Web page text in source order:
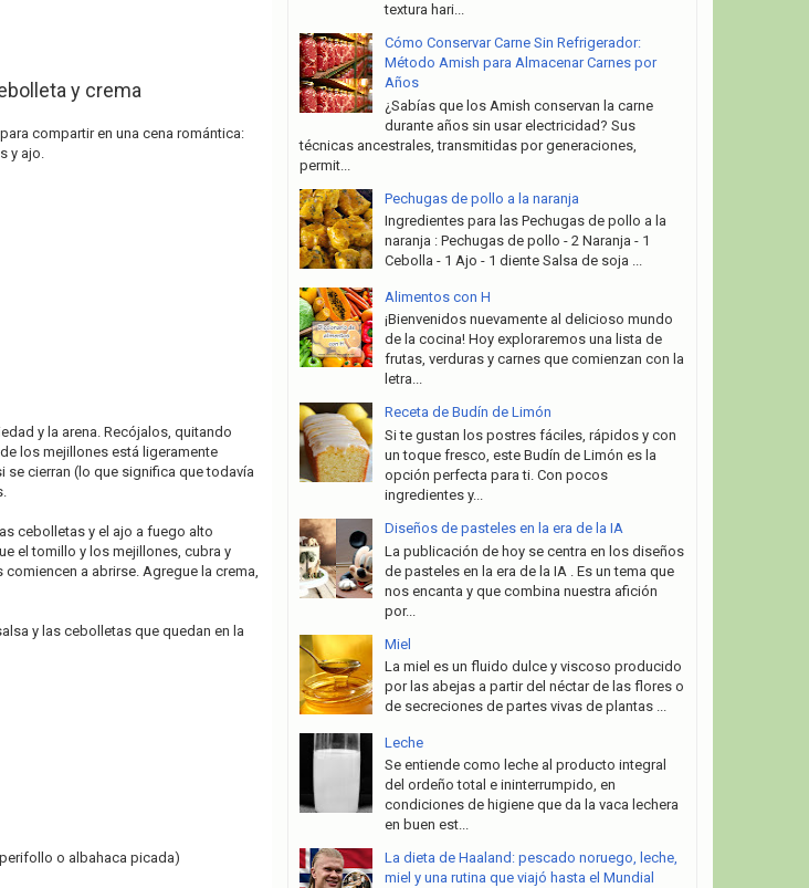
y crema
compartir en una cena romántica:
y ajo.
y la arena. Recójalos, quitando
los mejillones está ligeramente
se cierran (lo que significa que todavía
cebolletas y el ajo a fuego alto
el tomillo y los mejillones, cubra y
a abrirse. Agregue la crema,
y las cebolletas que quedan en la
o albahaca picada)
textura hari...
Cómo Conservar Carne Sin Refrigerador:
Método Amish para Almacenar Carnes por
Años
¿Sabías que los Amish conservan la carne
durante años sin usar electricidad? Sus
técnicas ancestrales, transmitidas por generaciones,
permit...
Pechugas de pollo a la naranja
Ingredientes para las Pechugas de pollo a la
naranja : Pechugas de pollo - 2 Naranja - 1
Cebolla - 1 Ajo - 1 diente Salsa de soja ...
Alimentos con H
¡Bienvenidos nuevamente al delicioso mundo
de la cocina! Hoy exploraremos una lista de
frutas, verduras y carnes que comienzan con la
letra...
Receta de Budín de Limón
Si te gustan los postres fáciles, rápidos y con
un toque fresco, este Budín de Limón es la
opción perfecta para ti. Con pocos
ingredientes y...
Diseños de pasteles en la era de la IA
La publicación de hoy se centra en los diseños
de pasteles en la era de la IA . Es un tema que
nos encanta y que combina nuestra afición
por...
Miel
La miel es un fluido dulce y viscoso producido
por las abejas a partir del néctar de las flores o
de secreciones de partes vivas de plantas ...
Leche
Se entiende como leche al producto integral
del ordeño total e ininterrumpido, en
condiciones de higiene que da la vaca lechera
en buen est...
La dieta de Haaland: pescado noruego, leche,
miel y una rutina que viajó hasta el Mundial